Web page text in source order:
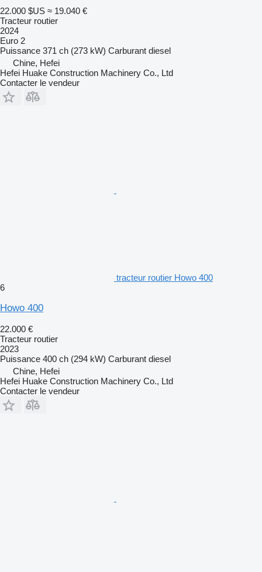
22.000 $US ≈ 19.040 €
Tracteur routier
2024
Euro 2
Puissance 371 ch (273 kW) Carburant diesel
Chine, Hefei
Hefei Huake Construction Machinery Co., Ltd
Contacter le vendeur
tracteur routier Howo 400
6
Howo 400
22.000 €
Tracteur routier
2023
Puissance 400 ch (294 kW) Carburant diesel
Chine, Hefei
Hefei Huake Construction Machinery Co., Ltd
Contacter le vendeur